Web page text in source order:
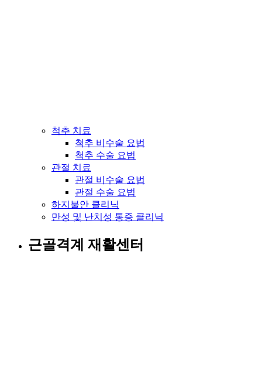
척추 치료
척추 비수술 요법
척추 수술 요법
관절 치료
관절 비수술 요법
관절 수술 요법
하지불안 클리닉
만성 및 난치성 통증 클리닉
근골격계 재활센터